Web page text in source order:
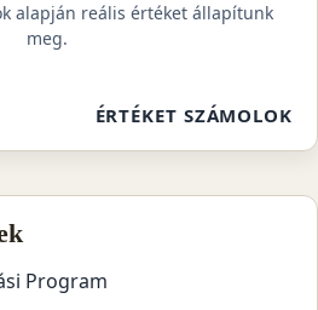
alapján reális értéket állapítunk
meg.
ÉRTÉKET SZÁMOLOK
blokkok
Program